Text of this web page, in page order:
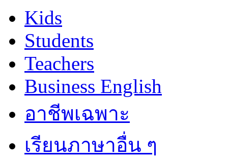
Kids
Students
Teachers
Business English
อาชีพเฉพาะ
เรียนภาษาอื่น ๆ